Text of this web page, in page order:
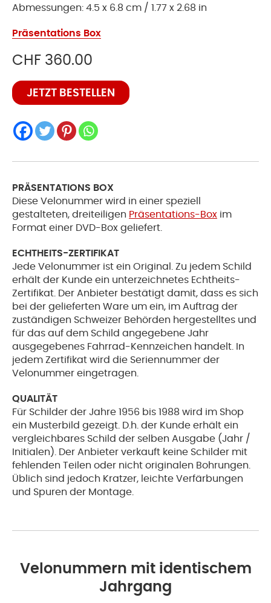
Abmessungen: 4.5 x 6.8 cm / 1.77 x 2.68 in
Präsentations Box
CHF 360.00
OW
1960
Menge
JETZT BESTELLEN
PRÄSENTATIONS BOX
Diese Velonummer wird in einer speziell
gestalteten, dreiteiligen Präsentations-Box im
Format einer DVD-Box geliefert.
ECHTHEITS-ZERTIFIKAT
Jede Velonummer ist ein Original. Zu jedem Schild
erhält der Kunde ein unterzeichnetes Echtheits-
Zertifikat. Der Anbieter bestätigt damit, dass es sich
bei der gelieferten Ware um ein, im Auftrag der
zuständigen Schweizer Behörden hergestelltes und
für das auf dem Schild angegebene Jahr
ausgegebenes Fahrrad-Kennzeichen handelt. In
jedem Zertifikat wird die Seriennummer der
Velonummer eingetragen.
QUALITÄT
Für Schilder der Jahre 1956 bis 1988 wird im Shop
ein Musterbild gezeigt. D.h. der Kunde erhält ein
vergleichbares Schild der selben Ausgabe (Jahr /
Initialen). Der Anbieter verkauft keine Schilder mit
fehlenden Teilen oder nicht originalen Bohrungen.
Üblich sind jedoch Kratzer, leichte Verfärbungen
und Spuren der Montage.
Velonummern mit identischem
Jahrgang